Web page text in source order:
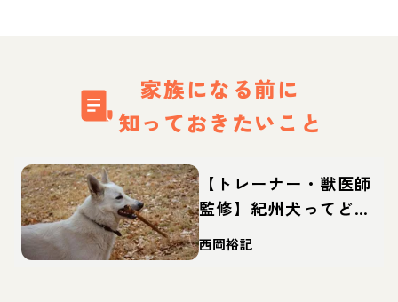
家族になる前に
知っておきたいこと
【トレーナー・獣医師
監修】紀州犬ってどん
な犬？性格・特徴・育
て方・迎え方
西岡裕記